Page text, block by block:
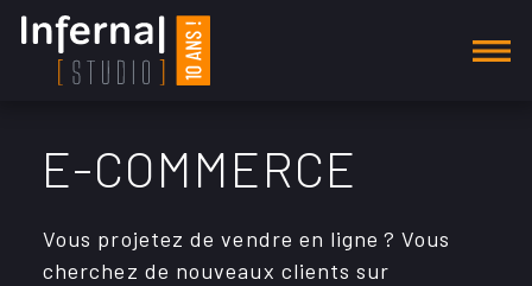
Alimentation
E-COMMERCE
Vous proje­tez de vendre en ligne ? Vous
cher­chez de nouveaux clients sur